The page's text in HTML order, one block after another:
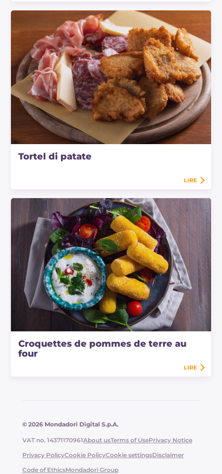
Tortel di patate
LIRE
Croquettes de pommes de terre au
four
LIRE
© 2026 Mondadori Digital S.p.A.
VAT no. 14371170961About usTerms of UsePrivacy Notice
Privacy PolicyCookie PolicyCookie settingsDisclaimer
Code of EthicsMondadori Group